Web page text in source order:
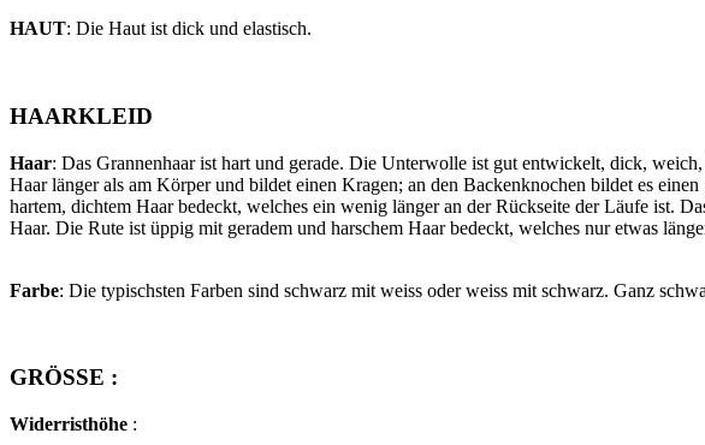
HAUT: Die Haut ist dick und elastisch.
HAARKLEID
Haar: Das Grannenhaar ist hart und gerade. Die Unterwolle ist gut entwickelt, dick,
Haar länger als am Körper und bildet einen Kragen; an den Backenknochen bildet es
hartem, dichtem Haar bedeckt, welches ein wenig länger an der Rückseite der Läufe ist.
Haar. Die Rute ist üppig mit geradem und harschem Haar bedeckt, welches nur etwas
Farbe: Die typischsten Farben sind schwarz mit weiss oder weiss mit schwarz. Ganz
GRÖSSE :
Widerristhöhe :